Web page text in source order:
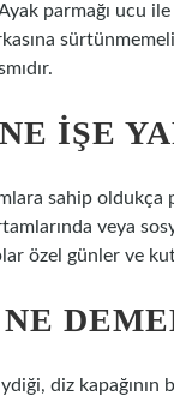
parmağı ucu
IŞE
sahip
veya
özel günler ve
diz